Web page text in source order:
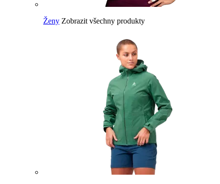
Ženy Zobrazit všechny produkty